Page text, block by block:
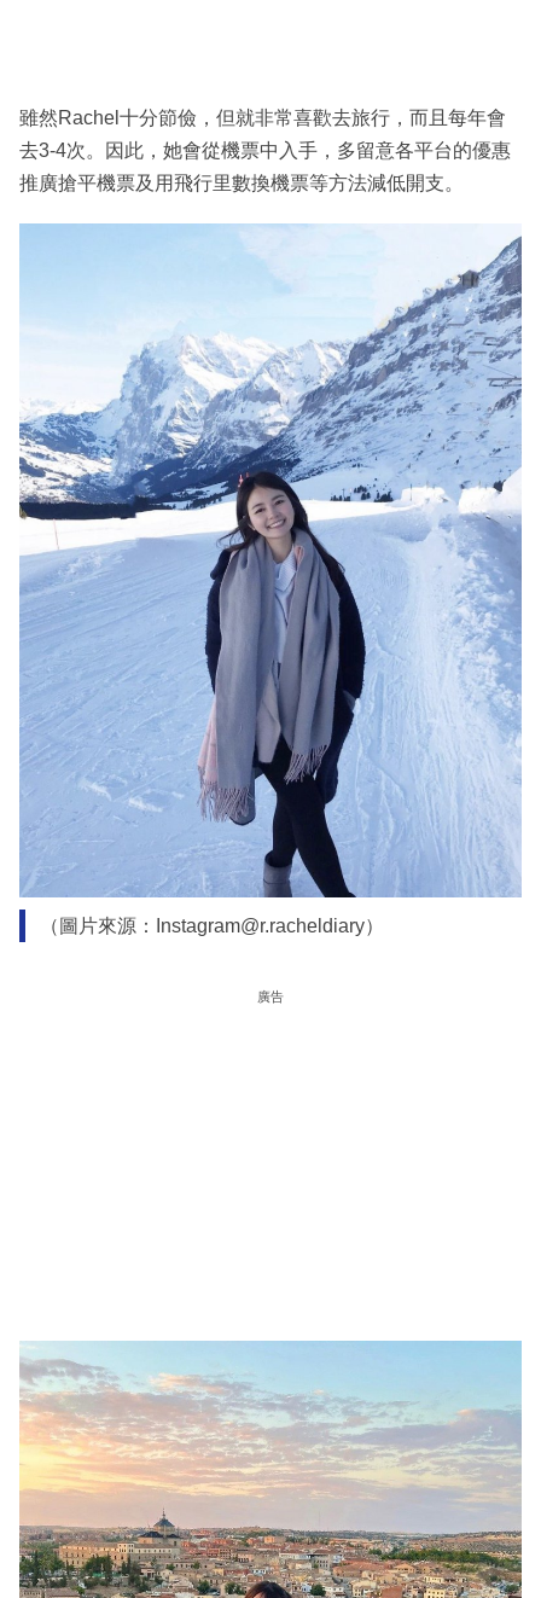
雖然Rachel十分節儉，但就非常喜歡去旅行，而且每年會
去3-4次。因此，她會從機票中入手，多留意各平台的優惠
推廣搶平機票及用飛行里數換機票等方法減低開支。
（圖片來源：Instagram@r.racheldiary）
廣告